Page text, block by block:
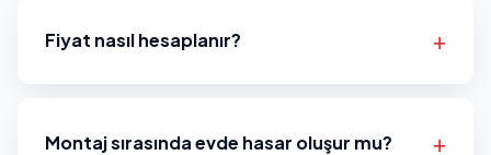
Fiyat nasıl hesaplanır?
Montaj sırasında evde hasar oluşur mu?